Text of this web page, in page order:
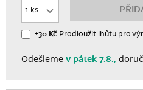
+30 Kč Prodloužit lhůtupro
Odešlemev pátek 7.8.,